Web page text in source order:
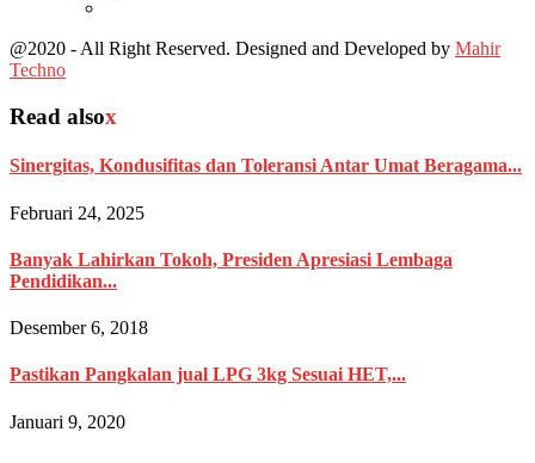
@2020 - All Right Reserved. Designed and Developed by Mahir
Techno
Read alsox
Sinergitas, Kondusifitas dan Toleransi Antar Umat Beragama...
Februari 24, 2025
Banyak Lahirkan Tokoh, Presiden Apresiasi Lembaga
Pendidikan...
Desember 6, 2018
Pastikan Pangkalan jual LPG 3kg Sesuai HET,...
Januari 9, 2020